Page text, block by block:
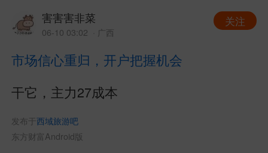
害害害非菜
06-10 03:02 · 广西
关注
市场信心重归，开户把握机会
干它，主力27成本
发布于西域旅游吧
东方财富Android版